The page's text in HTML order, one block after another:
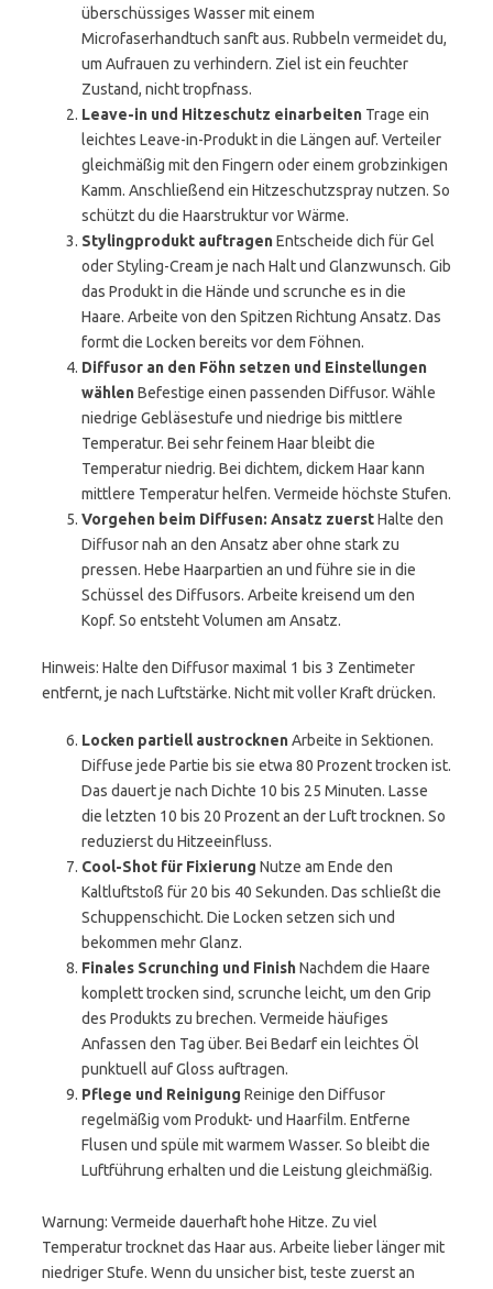
überschüssiges Wasser mit einem
Microfaserhandtuch sanft aus. Rubbeln vermeidet du,
um Aufrauen zu verhindern. Ziel ist ein feuchter
Zustand, nicht tropfnass.
Leave-in und Hitzeschutz einarbeiten Trage ein
leichtes Leave-in-Produkt in die Längen auf. Verteiler
gleichmäßig mit den Fingern oder einem grobzinkigen
Kamm. Anschließend ein Hitzeschutzspray nutzen. So
schützt du die Haarstruktur vor Wärme.
Stylingprodukt auftragenEntscheide dich für Gel
oder Styling-Cream je nach Halt und Glanzwunsch. Gib
das Produkt in die Hände und scrunche es in die
Haare. Arbeite von den Spitzen Richtung Ansatz. Das
formt die Locken bereits vor dem Föhnen.
Diffusor an den Föhn setzen und Einstellungen
wählenBefestige einen passenden Diffusor. Wähle
niedrige Gebläsestufe und niedrige bis mittlere
Temperatur. Bei sehr feinem Haar bleibt die
Temperatur niedrig. Bei dichtem, dickem Haar kann
mittlere Temperatur helfen. Vermeide höchste Stufen.
Vorgehen beim Diffusen: Ansatz zuerstHalte den
Diffusor nah an den Ansatz aber ohne stark zu
pressen. Hebe Haarpartien an und führe sie in die
Schüssel des Diffusors. Arbeite kreisend um den
Kopf. So entsteht Volumen am Ansatz.
Hinweis: Halte den Diffusor maximal 1 bis 3 Zentimeter
entfernt, je nach Luftstärke. Nicht mit voller Kraft drücken.
Locken partiell austrocknenArbeite in Sektionen.
Diffuse jede Partie bis sie etwa 80 Prozent trocken ist.
Das dauert je nach Dichte 10 bis 25 Minuten. Lasse
die letzten 10 bis 20 Prozent an der Luft trocknen. So
reduzierst du Hitzeeinfluss.
Cool-Shot für Fixierung Nutze am Ende den
Kaltluftstoß für 20 bis 40 Sekunden. Das schließt die
Schuppenschicht. Die Locken setzen sich und
bekommen mehr Glanz.
Finales Scrunching und FinishNachdem die Haare
komplett trocken sind, scrunche leicht, um den Grip
des Produkts zu brechen. Vermeide häufiges
Anfassen den Tag über. Bei Bedarf ein leichtes Öl
punktuell auf Gloss auftragen.
Pflege und Reinigung Reinige den Diffusor
regelmäßig vom Produkt- und Haarfilm. Entferne
Flusen und spüle mit warmem Wasser. So bleibt die
Luftführung erhalten und die Leistung gleichmäßig.
Warnung: Vermeide dauerhaft hohe Hitze. Zu viel
Temperatur trocknet das Haar aus. Arbeite lieber länger mit
niedriger Stufe. Wenn du unsicher bist, teste zuerst an